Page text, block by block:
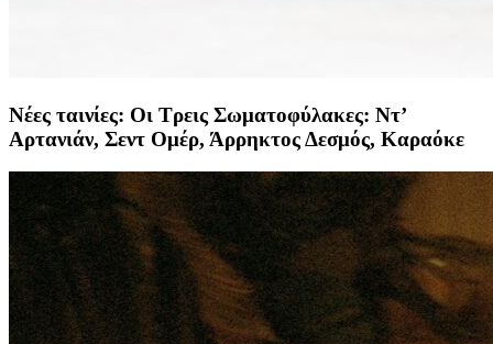
Νέες ταινίες: Οι Τρεις Σωματοφύλακες: Ντ’
Αρτανιάν, Σεντ Ομέρ, Άρρηκτος Δεσμός, Καραόκε